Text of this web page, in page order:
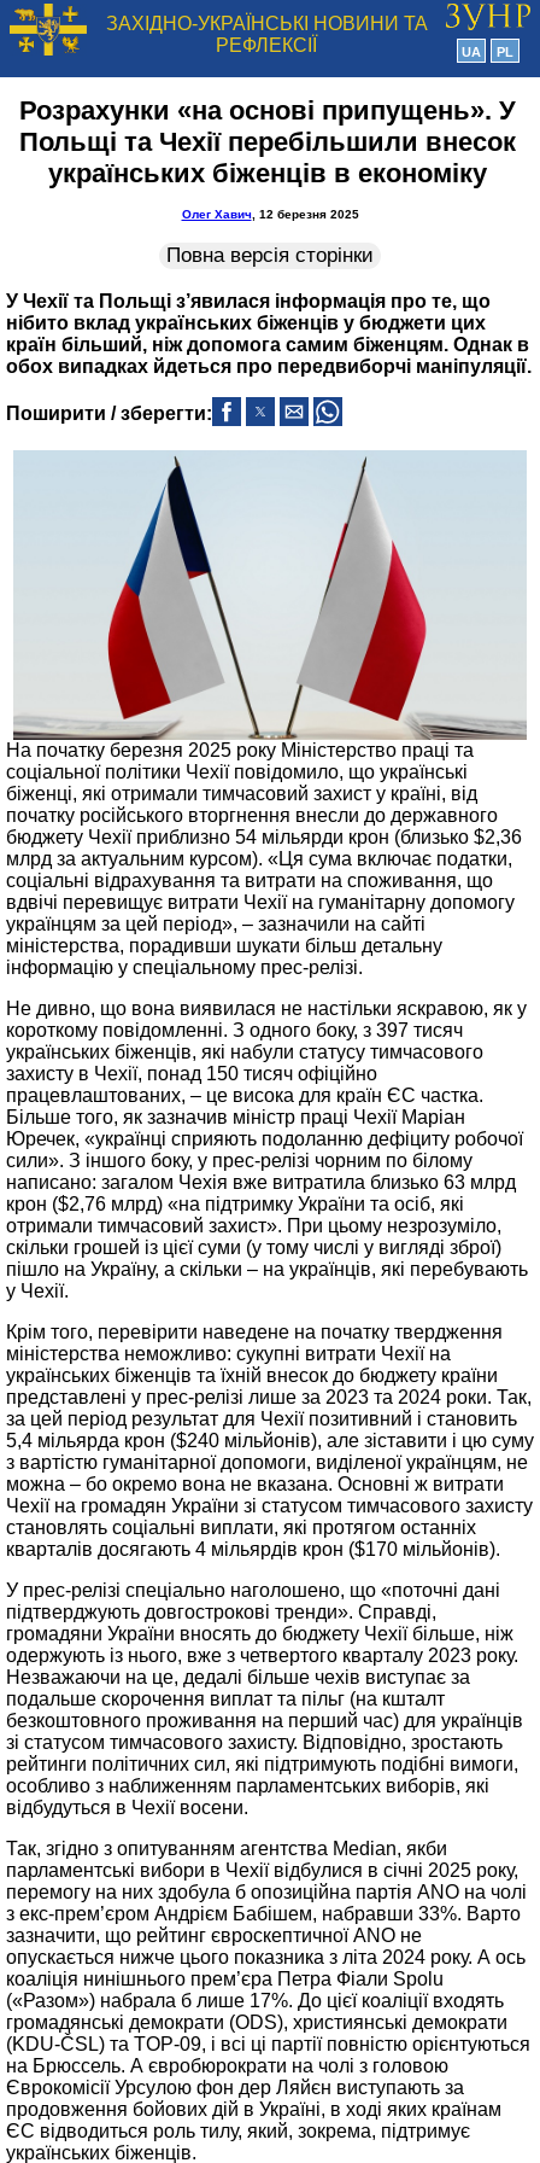
ЗАХІДНО-УКРАЇНСЬКІ НОВИНИ ТА
РЕФЛЕКСІЇ
UA PL
Розрахунки «на основі припущень». У
Польщі та Чехії перебільшили внесок
українських біженців в економіку
Олег Хавич, 12 березня 2025
Повна версія сторінки
У Чехії та Польщі з’явилася інформація про те, що
нібито вклад українських біженців у бюджети цих
країн більший, ніж допомога самим біженцям. Однак в
обох випадках йдеться про передвиборчі маніпуляції.
Поширити / зберегти:
На початку березня 2025 року Міністерство праці та
соціальної політики Чехії повідомило, що українські
біженці, які отримали тимчасовий захист у країні, від
початку російського вторгнення внесли до державного
бюджету Чехії приблизно 54 мільярди крон (близько $2,36
млрд за актуальним курсом). «Ця сума включає податки,
соціальні відрахування та витрати на споживання, що
вдвічі перевищує витрати Чехії на гуманітарну допомогу
українцям за цей період», – зазначили на сайті
міністерства, порадивши шукати більш детальну
інформацію у спеціальному прес-релізі.
Не дивно, що вона виявилася не настільки яскравою, як у
короткому повідомленні. З одного боку, з 397 тисяч
українських біженців, які набули статусу тимчасового
захисту в Чехії, понад 150 тисяч офіційно
працевлаштованих, – це висока для країн ЄС частка.
Більше того, як зазначив міністр праці Чехії Маріан
Юречек, «українці сприяють подоланню дефіциту робочої
сили». З іншого боку, у прес-релізі чорним по білому
написано: загалом Чехія вже витратила близько 63 млрд
крон ($2,76 млрд) «на підтримку України та осіб, які
отримали тимчасовий захист». При цьому незрозуміло,
скільки грошей із цієї суми (у тому числі у вигляді зброї)
пішло на Україну, а скільки – на українців, які перебувають
у Чехії.
Крім того, перевірити наведене на початку твердження
міністерства неможливо: сукупні витрати Чехії на
українських біженців та їхній внесок до бюджету країни
представлені у прес-релізі лише за 2023 та 2024 роки. Так,
за цей період результат для Чехії позитивний і становить
5,4 мільярда крон ($240 мільйонів), але зіставити і цю суму
з вартістю гуманітарної допомоги, виділеної українцям, не
можна – бо окремо вона не вказана. Основні ж витрати
Чехії на громадян України зі статусом тимчасового захисту
становлять соціальні виплати, які протягом останніх
кварталів досягають 4 мільярдів крон ($170 мільйонів).
У прес-релізі спеціально наголошено, що «поточні дані
підтверджують довгострокові тренди». Справді,
громадяни України вносять до бюджету Чехії більше, ніж
одержують із нього, вже з четвертого кварталу 2023 року.
Незважаючи на це, дедалі більше чехів виступає за
подальше скорочення виплат та пільг (на кшталт
безкоштовного проживання на перший час) для українців
зі статусом тимчасового захисту. Відповідно, зростають
рейтинги політичних сил, які підтримують подібні вимоги,
особливо з наближенням парламентських виборів, які
відбудуться в Чехії восени.
Так, згідно з опитуванням агентства Median, якби
парламентські вибори в Чехії відбулися в січні 2025 року,
перемогу на них здобула б опозиційна партія ANO на чолі
з екс-прем’єром Андрієм Бабішем, набравши 33%. Варто
зазначити, що рейтинг євроскептичної ANO не
опускається нижче цього показника з літа 2024 року. А ось
коаліція нинішнього прем’єра Петра Фіали Spolu
(«Разом») набрала б лише 17%. До цієї коаліції входять
громадянські демократи (ODS), християнські демократи
(KDU-ČSL) та TOP-09, і всі ці партії повністю орієнтуються
на Брюссель. А євробюрократи на чолі з головою
Єврокомісії Урсулою фон дер Ляйєн виступають за
продовження бойових дій в Україні, в ході яких країнам
ЄС відводиться роль тилу, який, зокрема, підтримує
українських біженців.